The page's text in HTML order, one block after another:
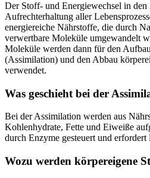
Der Stoff- und Energiewechsel in den
Aufrechterhaltung aller
energiereiche Nährstoffe, die durch
verwertbare Moleküle umgewandelt
Moleküle werden dann für den
(Assimilation) und den Abbau
verwendet.
Was geschieht bei der
Bei der Assimilation werden aus
Kohlenhydrate, Fette und Eiweiße
durch Enzyme gesteuert und
Wozu werden körpereigene